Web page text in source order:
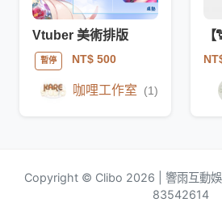
Vtuber 美術排版
暫停 NT$ 500
咖哩工作室 (1)
Copyright © Clibo 2026 | 響雨互動娛
83542614